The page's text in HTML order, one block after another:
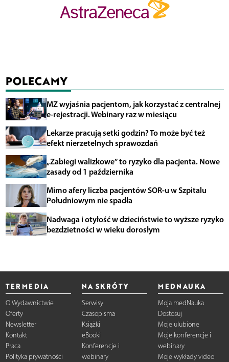
POLECAMY
MZ wyjaśnia pacjentom, jak korzystać z centralnej
e-rejestracji. Webinary raz w miesiącu
Lekarze pracują setki godzin? To może być też
efekt nierzetelnych sprawozdań
„Zabiegi walizkowe” to ryzyko dla pacjenta. Nowe
zasady od 1 października
Mimo afery liczba pacjentów SOR-u w Szpitalu
Południowym nie spadła
Nadwaga i otyłość w dzieciństwie to wyższe ryzyko
bezdzietności w wieku dorosłym
TERMEDIA
O Wydawnictwie
Oferty
Newsletter
Kontakt
Praca
Polityka prywatności
NA SKRÓTY
Serwisy
Czasopisma
Książki
eBooki
Konferencje i
webinary
MEDNAUKA
Moja medNauka
Dostosuj
Moje ulubione
Moje konferencje i
webinary
Moje wykłady video